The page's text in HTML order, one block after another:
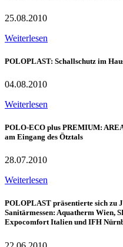
25.08.2010
Weiterlesen
POLOPLAST: Schallschutz im
04.08.2010
Weiterlesen
POLO-ECO plus PREMIUM:
am Eingang des Ötztals
28.07.2010
Weiterlesen
POLOPLAST präsentierte sich zu
Sanitärmessen: Aquatherm Wien,
Expocomfort Italien und IFH